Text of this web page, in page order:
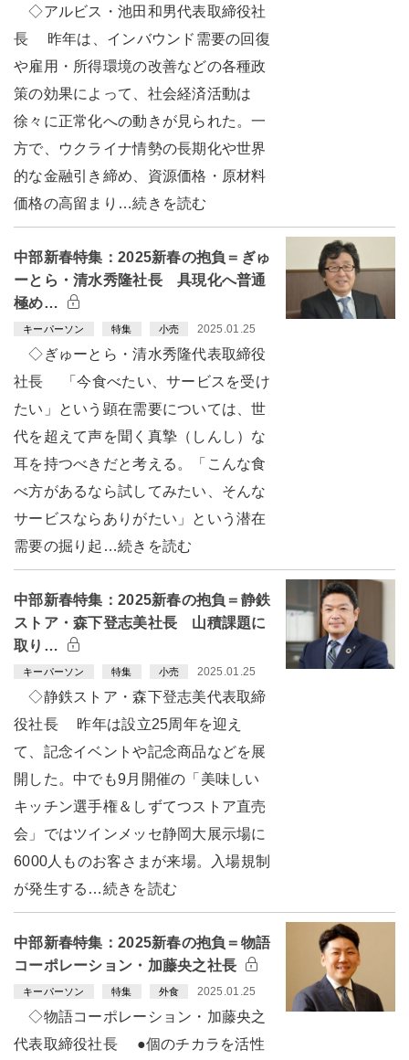
◇アルビス・池田和男代表取締役社
長 昨年は、インバウンド需要の回復
や雇用・所得環境の改善などの各種政
策の効果によって、社会経済活動は
徐々に正常化への動きが見られた。一
方で、ウクライナ情勢の長期化や世界
的な金融引き締め、資源価格・原材料
価格の高留まり…続きを読む
中部新春特集：2025新春の抱負＝ぎゅ
ーとら・清水秀隆社長 具現化へ普通
極め…
キーパーソン 特集 小売 2025.01.25
◇ぎゅーとら・清水秀隆代表取締役
社長 「今食べたい、サービスを受け
たい」という顕在需要については、世
代を超えて声を聞く真摯（しんし）な
耳を持つべきだと考える。「こんな食
べ方があるなら試してみたい、そんな
サービスならありがたい」という潜在
需要の掘り起…続きを読む
中部新春特集：2025新春の抱負＝静鉄
ストア・森下登志美社長 山積課題に
取り…
キーパーソン 特集 小売 2025.01.25
◇静鉄ストア・森下登志美代表取締
役社長 昨年は設立25周年を迎え
て、記念イベントや記念商品などを展
開した。中でも9月開催の「美味しい
キッチン選手権＆しずてつストア直売
会」ではツインメッセ静岡大展示場に
6000人ものお客さまが来場。入場規制
が発生する…続きを読む
中部新春特集：2025新春の抱負＝物語
コーポレーション・加藤央之社長
キーパーソン 特集 外食 2025.01.25
◇物語コーポレーション・加藤央之
代表取締役社長 ●個のチカラを活性